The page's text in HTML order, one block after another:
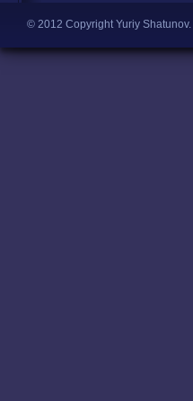
© 2012 Copyright Yuriy Shatunov.